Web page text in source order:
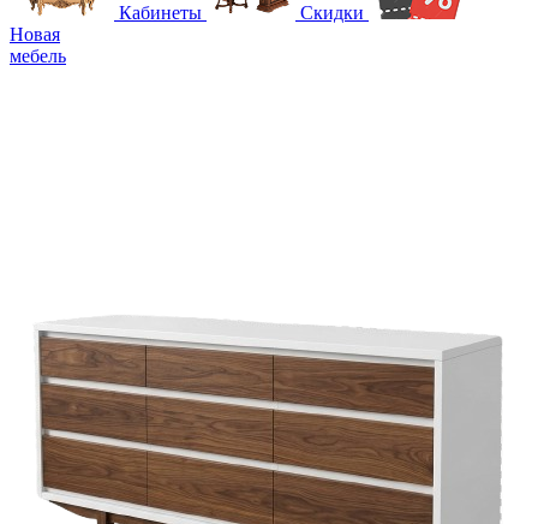
Кабинеты
Скидки
Новая
мебель